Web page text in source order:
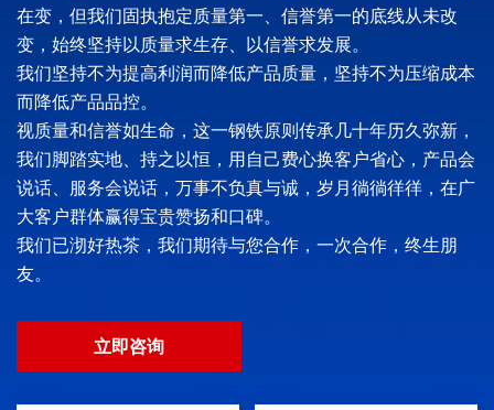
在变，但我们固执抱定质量第一、信誉第一的底线从未改
变，始终坚持以质量求生存、以信誉求发展。
我们坚持不为提高利润而降低产品质量，坚持不为压缩成本
而降低产品品控。
视质量和信誉如生命，这一钢铁原则传承几十年历久弥新，
我们脚踏实地、持之以恒，用自己费心换客户省心，产品会
说话、服务会说话，万事不负真与诚，岁月徜徜徉徉，在广
大客户群体赢得宝贵赞扬和口碑。
我们已沏好热茶，我们期待与您合作，一次合作，终生朋
友。
立即咨询